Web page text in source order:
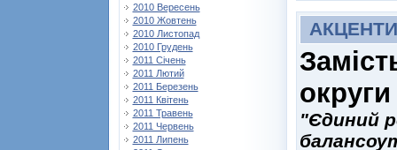
2010 Вересень
2010 Жовтень
2010 Листопад
2010 Грудень
2011 Січень
2011 Лютий
2011 Березень
2011 Квітень
2011 Травень
2011 Червень
2011 Липень
АКЦЕНТИ
округи
"Єдиний